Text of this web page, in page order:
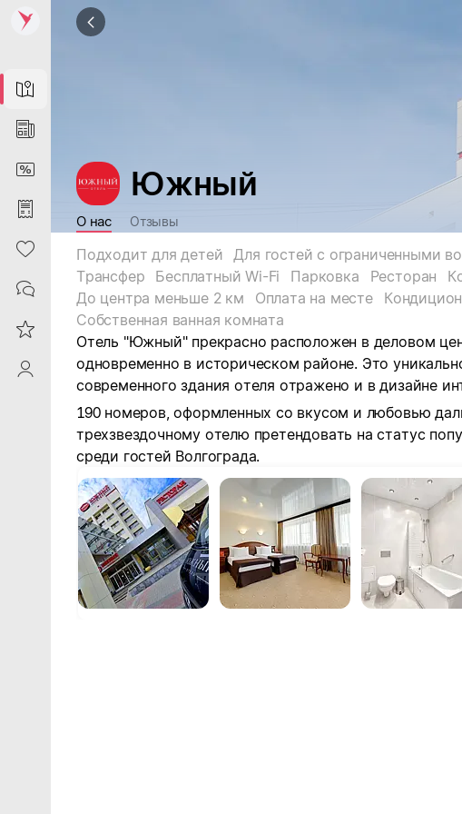
Map
News
DiscountCard
Purchases
Heart
Contacts
Reviews
ProfileSaby
Южный
О нас Отзывы
Подходит для детей
Трансфер
Бесплатный Wi-Fi Парковка Ресторан
До центра меньше 2 км
Оплата на месте
Собственная ванная комната
Отель "Южный" прекрасно расположен в деловом
одновременно в историческом районе. Это
современного здания отеля отражено и в дизайне
190 номеров, оформленных со вкусом и любовью
трехзвездочному отелю претендовать на статус
среди гостей Волгограда.